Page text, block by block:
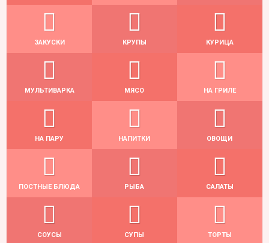
ЗАКУСКИ КРУПЫ КУРИЦА
МУЛЬТИВАРКА МЯСО НА ГРИЛЕ
НА ПАРУ НАПИТКИ ОВОЩИ
ПОСТНЫЕ БЛЮДА РЫБА САЛАТЫ
СОУСЫ СУПЫ ТОРТЫ